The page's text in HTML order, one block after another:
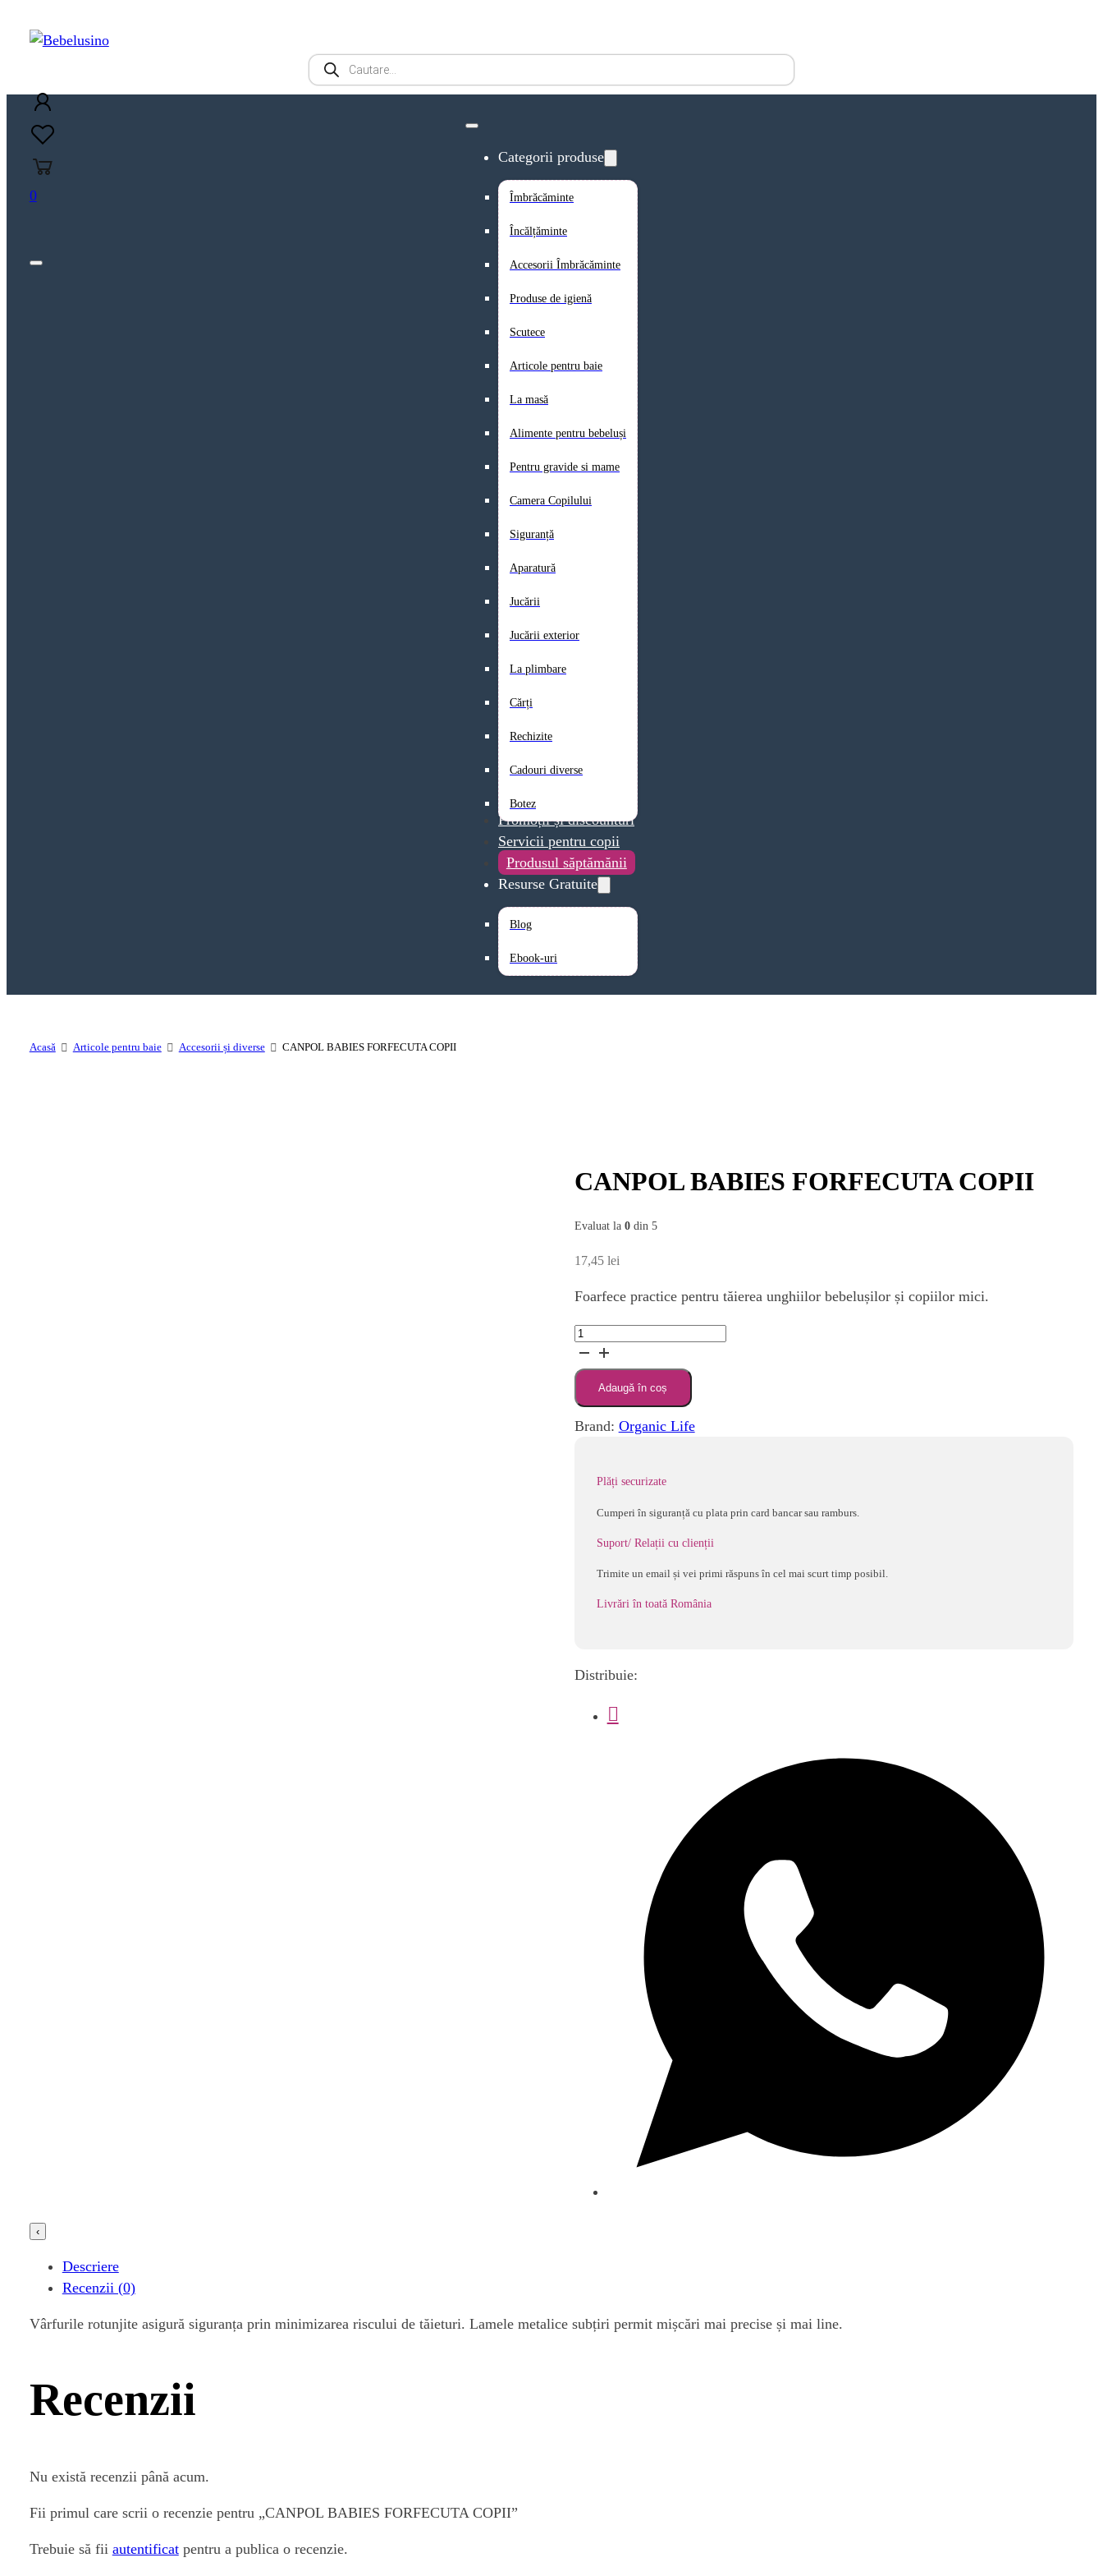
Products
search
0
Categorii produse
Îmbrăcăminte
Încălțăminte
Accesorii Îmbrăcăminte
Produse de igienă
Scutece
Articole pentru baie
La masă
Alimente pentru bebeluși
Pentru gravide si mame
Camera Copilului
Siguranță
Aparatură
Jucării
Jucării exterior
La plimbare
Cărți
Rechizite
Cadouri diverse
Botez
Promoții și discounturi
Servicii pentru copii
Produsul săptămănii
Resurse Gratuite
Blog
Ebook-uri
Acasă Articole pentru baie Accesorii și diverse CANPOL BABIES FORFECUTA COPII
CANPOL BABIES FORFECUTA COPII
Evaluat la 0din 5
17,45 lei
Foarfece practice pentru tăierea unghiilor bebelușilor și copiilor mici.
Cantitate
CANPOL
BABIES
FORFECUTA
COPII
Adaugă în coș
Brand: Organic Life
Plăți securizate
Cumperi în siguranță cu plata prin card bancar sau ramburs.
Suport/ Relații cu clienții
Trimite un email și vei primi răspuns în cel mai scurt timp posibil.
Livrări în toată România
Distribuie:
‹
Descriere
Recenzii (0)
Vârfurile rotunjite asigură siguranța prin minimizarea riscului de tăieturi. Lamele metalice subțiri permit mișcări mai precise și mai line.
Recenzii
Nu există recenzii până acum.
Fii primul care scrii o recenzie pentru „CANPOL BABIES FORFECUTA COPII”
Trebuie să fii autentificatpentru a publica o recenzie.